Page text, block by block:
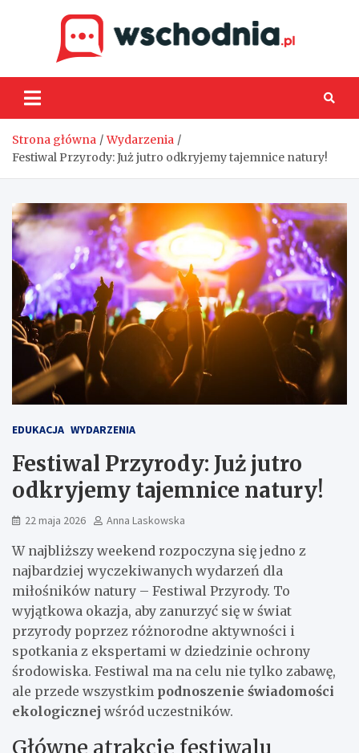
Strona główna
Wydarzenia
Festiwal Przyrody: Już jutro odkryjemy tajemnice natury!
EDUKACJA WYDARZENIA
Festiwal Przyrody: Już jutro
odkryjemy tajemnice natury!
22 maja 2026 Anna Laskowska
W najbliższy weekend rozpoczyna się jedno z
najbardziej wyczekiwanych wydarzeń dla
miłośników natury – Festiwal Przyrody. To
wyjątkowa okazja, aby zanurzyć się w świat
przyrody poprzez różnorodne aktywności i
spotkania z ekspertami w dziedzinie ochrony
środowiska. Festiwal ma na celu nie tylko zabawę,
ale przede wszystkim podnoszenie świadomości
ekologicznej wśród uczestników.
Główne atrakcje festiwalu